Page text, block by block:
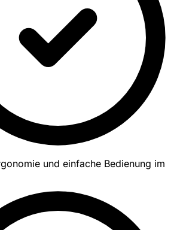
und einfache Bedienung im